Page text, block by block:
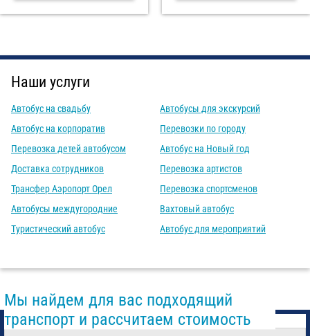
Наши услуги
Автобус на свадьбу
Автобус на корпоратив
Перевозка детей автобусом
Доставка сотрудников
Трансфер Аэропорт Орел
Автобусы междугородние
Туристический автобус
Автобусы для экскурсий
Перевозки по городу
Автобус на Новый год
Перевозка артистов
Перевозка спортсменов
Вахтовый автобус
Автобус для мероприятий
Мы найдем для вас подходящий
транспорт и рассчитаем стоимость